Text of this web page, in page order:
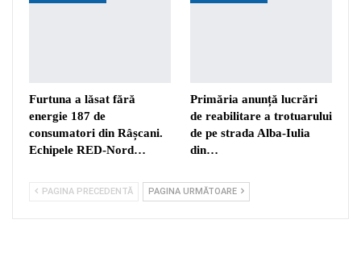
Furtuna a lăsat fără
energie 187 de
consumatori din Râșcani.
Echipele RED-Nord…
Primăria anunță lucrări
de reabilitare a trotuarului
de pe strada Alba-Iulia
din…
PAGINA PRECEDENTĂ PAGINA URMĂTOARE